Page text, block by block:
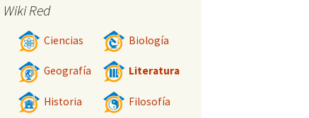
Wiki Red
Ciencias Biología
Geografía Literatura
Historia Filosofía